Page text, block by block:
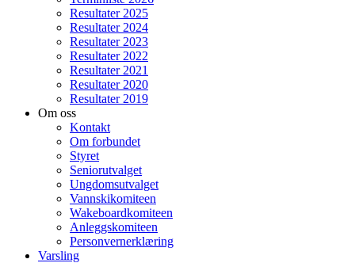
Resultater 2025
Resultater 2024
Resultater 2023
Resultater 2022
Resultater 2021
Resultater 2020
Resultater 2019
Om oss
Kontakt
Om forbundet
Styret
Seniorutvalget
Ungdomsutvalget
Vannskikomiteen
Wakeboardkomiteen
Anleggskomiteen
Personvernerklæring
Varsling